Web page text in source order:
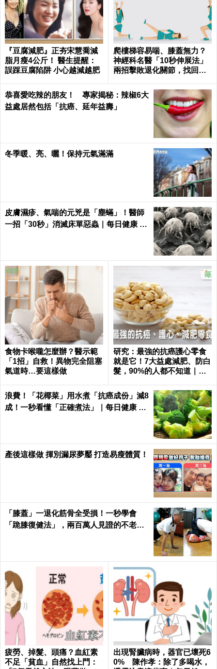
『豆腐減肥』正夯宋慧喬減
脂月瘦4公斤！ 醫生提醒：
誤踩豆腐陷阱 小心越減越肥
爬樓梯容易喘、膝蓋無力？
神經科名醫「10秒伸展法」
兩招擊敗退化關節，找回年
alth
恭喜愛吃辣的朋友！ 專家揭秘：辣椒6大
益處居然包括「抗癌、延年益壽」
冬季暖、亮、曬！保持元氣滿滿
皮膚濕疹、氣喘的元兇是「塵蟎」！醫師
一招「30秒」消滅床單惡蟲｜每日健康 H
食物卡喉嚨怎麼辦？醫示範
「1招」自救！異物完全阻塞
氣道時…要這樣做
研究：最強的抗癌護心零食
就是它！7大益處減肥、防白
髮，90%的人都不知道｜每
浪費！「花椰菜」用水煮「抗癌成份」減8
成！一秒看懂「正確煮法」｜每日健康 He
產後這樣做 揮別漏尿夢靨 打造易瘦體質！
「膝蓋」一退化筋骨全受損！一秒學會
「跪膝復健法」，兩百萬人見證的不老伸
疲勞、掉髮、頭痛？血紅素
不足「貧血」自然找上門：
出現腎臟病時，器官已壞死6
0% 陳作孝：除了多喝水，